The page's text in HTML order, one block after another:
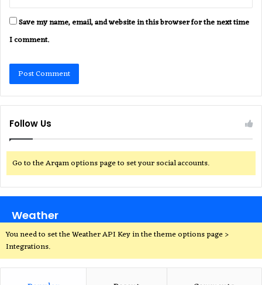
Save my name, email, and website in this browser for the next time
I comment.
Follow Us
Go to the Arqam options page to set your social accounts.
Weather
You need to set the Weather API Key in the theme options page >
Integrations.